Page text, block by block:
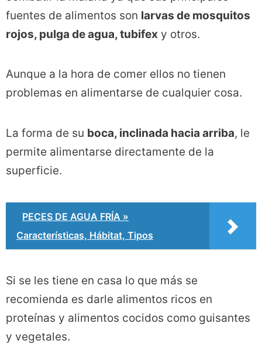
fuentes de alimentos son larvas de mosquitos
rojos, pulga de agua, tubifex y otros.
Aunque a la hora de comer ellos no tienen
problemas en alimentarse de cualquier cosa.
La forma de su boca, inclinada hacia arriba, le
permite alimentarse directamente de la
superficie.
PECES DE AGUA FRÍA »
Características, Hábitat, Tipos
Si se les tiene en casa lo que más se
recomienda es darle alimentos ricos en
proteínas y alimentos cocidos como guisantes
y vegetales.